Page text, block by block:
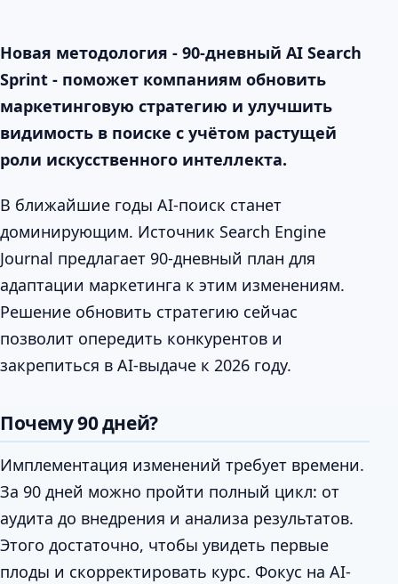
Новая методология - 90-дневный AI Search
Sprint - поможет компаниям обновить
маркетинговую стратегию и улучшить
видимость в поиске с учётом растущей
роли искусственного интеллекта.
В ближайшие годы AI-поиск станет
доминирующим. Источник Search Engine
Journal предлагает 90-дневный план для
адаптации маркетинга к этим изменениям.
Решение обновить стратегию сейчас
позволит опередить конкурентов и
закрепиться в AI-выдаче к 2026 году.
Почему 90 дней?
Имплементация изменений требует времени.
За 90 дней можно пройти полный цикл: от
аудита до внедрения и анализа результатов.
Этого достаточно, чтобы увидеть первые
плоды и скорректировать курс. Фокус на AI-